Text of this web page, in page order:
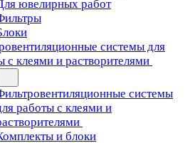
ювелирных работ
системы для
с клеями и растворителями
системы
работы с клеями и
и блоки